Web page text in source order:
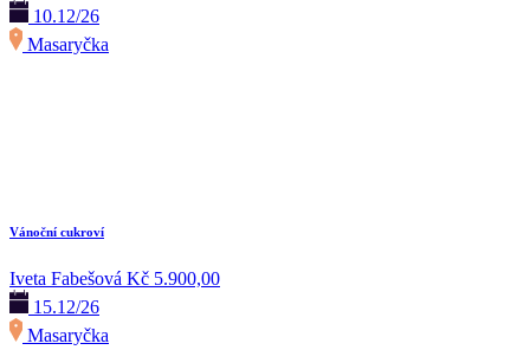
10.12/26
Masaryčka
Vánoční cukroví
Iveta Fabešová Kč 5.900,00
15.12/26
Masaryčka